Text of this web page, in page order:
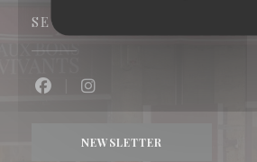
SEGUICI
NEWSLETTER